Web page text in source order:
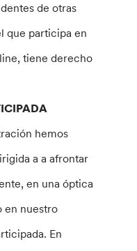
de otras
que participa en
tiene derecho
hemos
a a afrontar
en una óptica
en nuestro
En